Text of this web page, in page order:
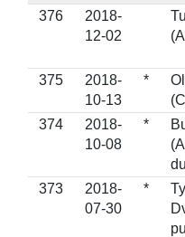
376
2018-
12-02
375
2018-
10-13
*
374
2018-
10-08
*
373
2018-
07-30
*